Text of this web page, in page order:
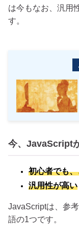
は今もなお、汎用
す。
今、JavaScript
初心者でも
汎用性が高い
JavaScriptは、参
語の1つです。